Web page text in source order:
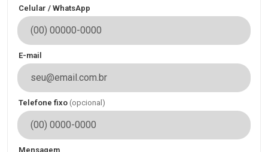
Celular / WhatsApp
E-mail
Telefone fixo (opcional)
Mensagem